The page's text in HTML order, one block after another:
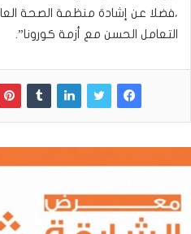
،فضلا عن إشادة منظمة الصحة
التعامل الحسن مع أزمة كورونا”.